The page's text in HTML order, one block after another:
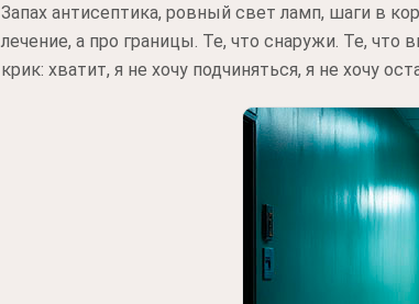
Запах антисептика, ровный свет ламп, шаги в
лечение, а про границы. Те, что снаружи. Те,
крик: хватит, я не хочу подчиняться, я не хочу